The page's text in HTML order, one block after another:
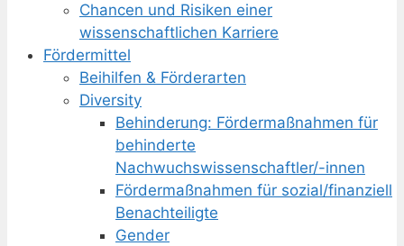
Chancen und Risiken einer
wissenschaftlichen Karriere
Fördermittel
Beihilfen & Förderarten
Diversity
Behinderung: Fördermaßnahmen für
behinderte
Nachwuchswissenschaftler/-innen
Fördermaßnahmen für sozial/finanziell
Benachteiligte
Gender